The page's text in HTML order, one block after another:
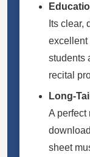
Its clear,
excellent
students
recital
Long-
A perfect
sheet